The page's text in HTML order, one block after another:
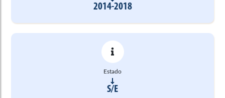
2014-2018
Estado
S/E